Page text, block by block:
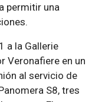
permitir una
a la Gallerie
Veronafiere en un
al servicio de
S8, tres